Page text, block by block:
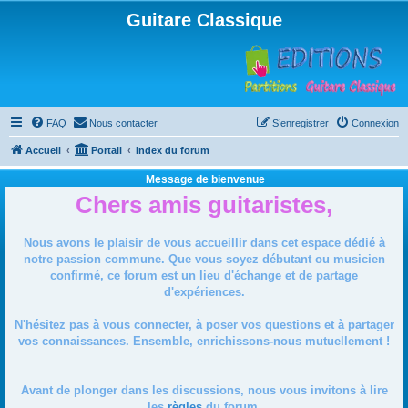
Guitare Classique
FAQ Nous contacter Connexion
S’enregistrer
Accueil Portail Index du forum
Message de bienvenue
Chers amis guitaristes,
Nous avons le plaisir de vous accueillir dans cet espace dédié à
notre passion commune. Que vous soyez débutant ou musicien
confirmé, ce forum est un lieu d'échange et de partage
d'expériences.
N'hésitez pas à vous connecter, à poser vos questions et à partager
vos connaissances. Ensemble, enrichissons-nous mutuellement !
Avant de plonger dans les discussions, nous vous invitons à lire